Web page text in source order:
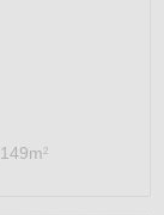
149m2